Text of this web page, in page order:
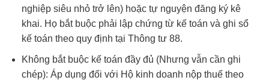
nghiệp siêu nhỏ trở lên) hoặc tự nguyện đăng ký kê
khai. Họ bắt buộc phải lập chứng từ kế toán và ghi sổ
kế toán theo quy định tại Thông tư 88.
Không bắt buộc kế toán đầy đủ (Nhưng vẫn cần ghi
chép): Áp dụng đối với Hộ kinh doanh nộp thuế theo